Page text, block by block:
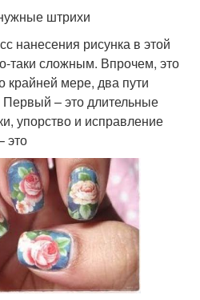
штрихи
нанесения рисунка в этой
таки сложным. Впрочем, это
крайней мере, два пути
Первый – это длительные
упорство и исправление
это